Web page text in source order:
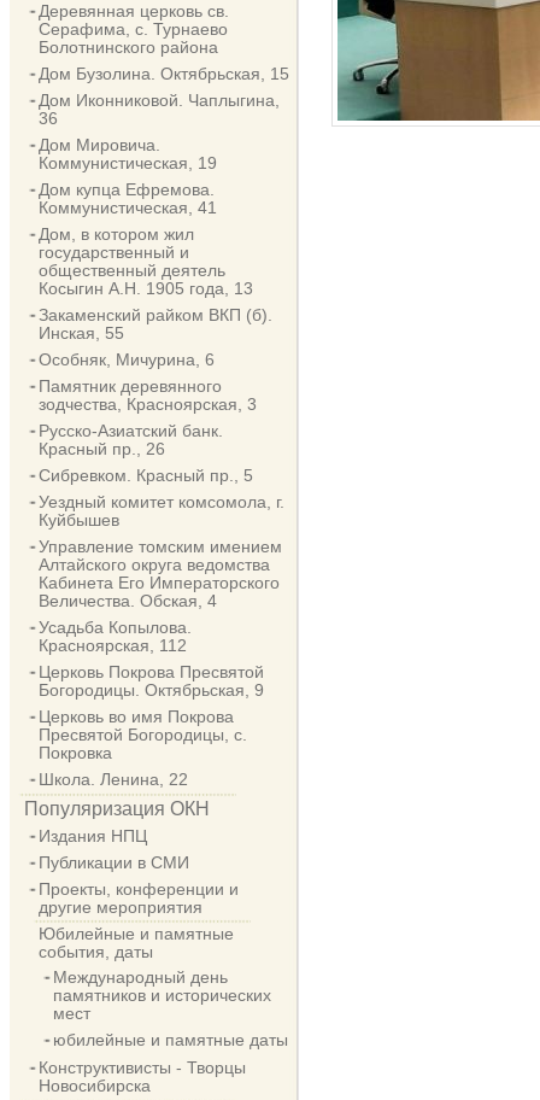
Деревянная церковь св.
Серафима, с. Турнаево
Болотнинского района
Дом Бузолина. Октябрьская, 15
Дом Иконниковой. Чаплыгина,
36
Дом Мировича.
Коммунистическая, 19
Дом купца Ефремова.
Коммунистическая, 41
Дом, в котором жил
государственный и
общественный деятель
Косыгин А.Н. 1905 года, 13
Закаменский райком ВКП (б).
Инская, 55
Особняк, Мичурина, 6
Памятник деревянного
зодчества, Красноярская, 3
Русско-Азиатский банк.
Красный пр., 26
Сибревком. Красный пр., 5
Уездный комитет комсомола, г.
Куйбышев
Управление томским имением
Алтайского округа ведомства
Кабинета Его Императорского
Величества. Обская, 4
Усадьба Копылова.
Красноярская, 112
Церковь Покрова Пресвятой
Богородицы. Октябрьская, 9
Церковь во имя Покрова
Пресвятой Богородицы, с.
Покровка
Школа. Ленина, 22
Популяризация ОКН
Издания НПЦ
Публикации в СМИ
Проекты, конференции и
другие мероприятия
Юбилейные и памятные
события, даты
Международный день
памятников и исторических
мест
юбилейные и памятные даты
Конструктивисты - Творцы
Новосибирска